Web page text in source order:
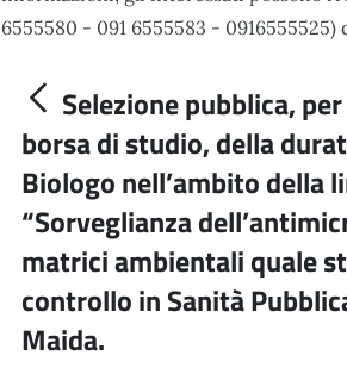
6555580 - 091 6555583 -
Selezione pubblica,
borsa di studio, della
Biologo nell’ambito della
“Sorveglianza
matrici ambientali quale
controllo in Sanità
Maida.